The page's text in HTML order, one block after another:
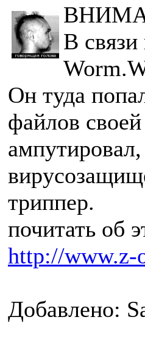
В
Он туда
файлов
триппер.
почитать об
http://www.z-
Добавлено: